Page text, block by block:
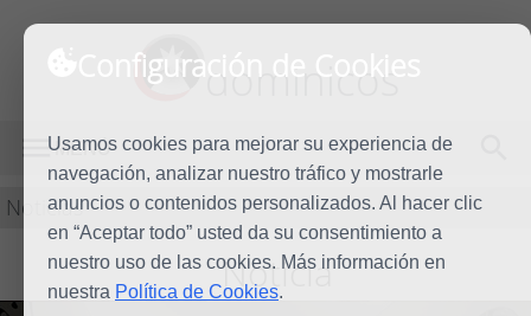
Configuración de Cookies
Usamos cookies para mejorar su experiencia de
navegación, analizar nuestro tráfico y mostrarle
anuncios o contenidos personalizados. Al hacer clic
en “Aceptar todo” usted da su consentimiento a
nuestro uso de las cookies. Más información en
nuestra Política de Cookies.
dominicos
MENÚ
Noticias
Noticia